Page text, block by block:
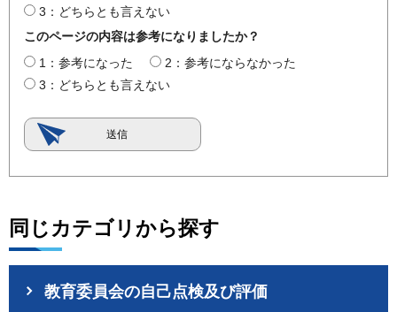
3：どちらとも言えない
このページの内容は参考になりましたか？
1：参考になった
2：参考にならなかった
3：どちらとも言えない
同じカテゴリから探す
教育委員会の自己点検及び評価